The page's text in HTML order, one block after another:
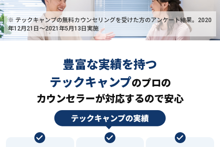
※ テックキャンプの無料カウンセリングを受けた方のアンケート結果。2020
年12月21日〜2021年5月13日実施
豊富な実績を持つ
テックキャンプのプロの
カウンセラーが対応するので安心